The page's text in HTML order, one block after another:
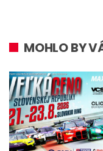
MOHLO BY